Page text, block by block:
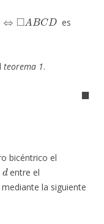
es
teorema 1.
◼
bicéntrico el
d
entre el
la siguiente